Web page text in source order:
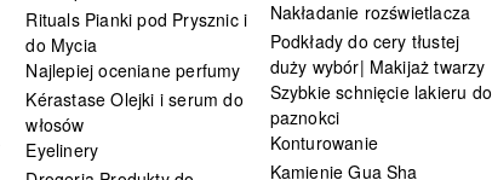
Rituals Pianki pod Prysznic i
do Mycia
Najlepiej oceniane perfumy
Kérastase Olejki i serum do
włosów
Eyelinery
Nakładanie rozświetlacza
Podkłady do cery tłustej
duży wybór| Makijaż twarzy
Szybkie schnięcie lakieru do
paznokci
Konturowanie
Kamienie Gua Sha